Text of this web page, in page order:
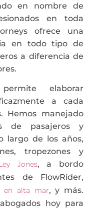
en nombre de
en toda
ofrece una
en todo tipo de
a diferencia de
elaborar
a cada
Hemos manejado
de pasajeros y
largo de los años,
tropezones y
Jones, a bordo
de FlowRider,
en alta mar, y más.
hoy para